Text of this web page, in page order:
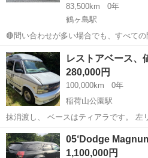
83,500km
0年
鶴ヶ島駅
🔴問い合わせが多い場合でも、すべて
しておりますので、気にせずお気軽にお問
番号◆ K6F1011 ◆支払い総額◆ 120万円 ローン可能！ 提携ローン会
社による審査あ...
埼玉 川越市 鶴ヶ島駅 その他
レストアベース、
280,000円
100,000km
0年
稲荷山公園駅
抹消渡し、 ベースはティアラです。 左
らに値下げしました。
埼玉 狭山市
05‘Dodge
1,100,000円